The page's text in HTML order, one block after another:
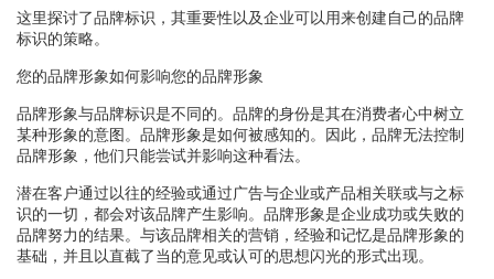
这里探讨了品牌标识，其重要性以及企业可以用来创建自己的品牌
标识的策略。
您的品牌形象如何影响您的品牌形象
品牌形象与品牌标识是不同的。品牌的身份是其在消费者心中树立
某种形象的意图。品牌形象是如何被感知的。因此，品牌无法控制
品牌形象，他们只能尝试并影响这种看法。
潜在客户通过以往的经验或通过广告与企业或产品相关联或与之标
识的一切，都会对该品牌产生影响。品牌形象是企业成功或失败的
品牌努力的结果。与该品牌相关的营销，经验和记忆是品牌形象的
基础，并且以直截了当的意见或认可的思想闪光的形式出现。